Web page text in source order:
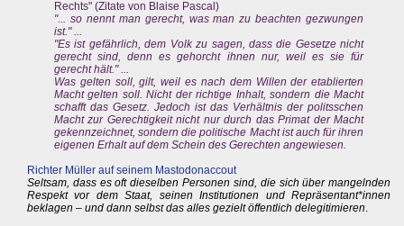
Rechts" (Zitate von Blaise Pascal)
"... so nennt man gerecht, was man zu beachten gezwungen
ist." ...
"Es ist gefährlich, dem Volk zu sagen, dass die Gesetze nicht
gerecht sind, denn es gehorcht ihnen nur, weil es sie für
gerecht hält." ...
Was gelten soll, gilt, weil es nach dem Willen der etablierten
Macht gelten soll. Nicht der richtige Inhalt, sondern die Macht
schafft das Gesetz. Jedoch ist das Verhältnis der politsschen
Macht zur Gerechtigkeit nicht nur durch das Primat der Macht
gekennzeichnet, sondern die politische Macht ist auch für ihren
eigenen Erhalt auf dem Schein des Gerechten angewiesen.
Richter Müller auf seinem Mastodonaccout
Seltsam, dass es oft dieselben Personen sind, die sich über mangelnden
Respekt vor dem Staat, seinen Institutionen und Repräsentant*innen
beklagen – und dann selbst das alles gezielt öffentlich delegitimieren.